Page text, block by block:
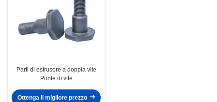
Parti di estrusore a doppia vite
Punte di vite
Ottenga il migliore prezzo